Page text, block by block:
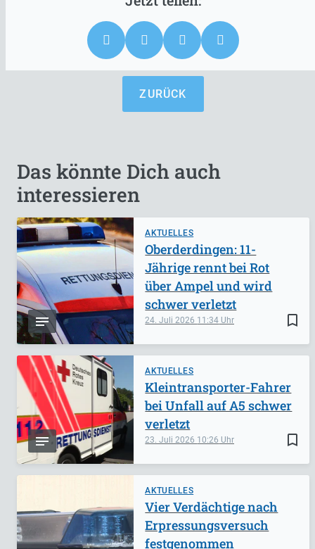
ZURÜCK
Das könnte Dich auch
interessieren
AKTUELLES
bookmark_border
24. Juli 2026 11:34
Oberderdingen: 11-
Jährige rennt bei Rot
über Ampel und wird
schwer verletzt
AKTUELLES
bookmark_border
23. Juli 2026 10:26
Kleintransporter-Fahrer
bei Unfall auf A5 schwer
verletzt
AKTUELLES
Vier Verdächtige nach
Erpressungsversuch
festgenommen